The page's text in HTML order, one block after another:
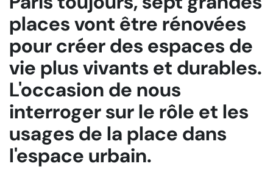
places vont être rénovées
pour créer des espaces de
vie plus vivants et durables.
L'occasion de nous
interroger sur le rôle et les
usages de la place dans
l'espace urbain.